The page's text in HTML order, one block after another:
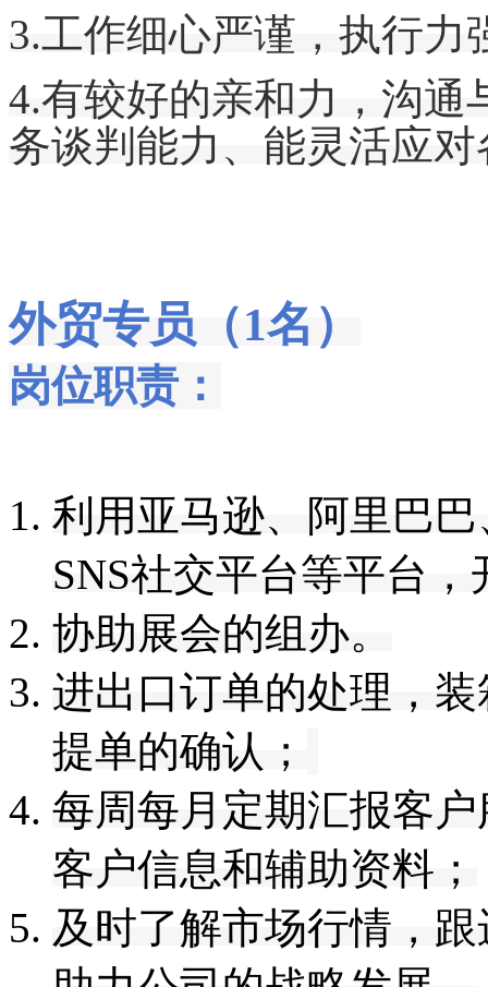
3.工作细心严谨，执行力
4.有较好的亲和力， 沟通
务谈判能力 、 能灵活应
外贸专员（1名）
岗位职责：
利用 亚马逊、 阿里巴巴
SNS社交平台等平台，
协助展会的组办。
进出口订单的处理，
提单的确认；
每周每月定期汇报客
客户信息和辅助资料；
及时了解市场行情，